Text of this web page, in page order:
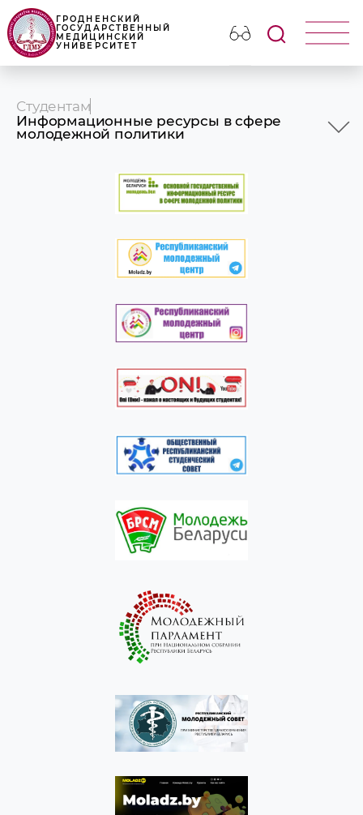
ГРОДНЕНСКИЙ
ГОСУДАРСТВЕННЫЙ
МЕДИЦИНСКИЙ
УНИВЕРСИТЕТ
Студентам
Информационные ресурсы в сфере
молодежной политики
Симуляционно-аттестационный центр
Учебный процесс
Платное обучение
Студенческий городок
Студенческая жизнь
Студенческое научное общество
Виртуальная Доска Почета
Запись на консультацию к педагогу-
Социально-педагогический и
психологический сектор
Информационные ресурсы в сфере
Мы в социальных сетях